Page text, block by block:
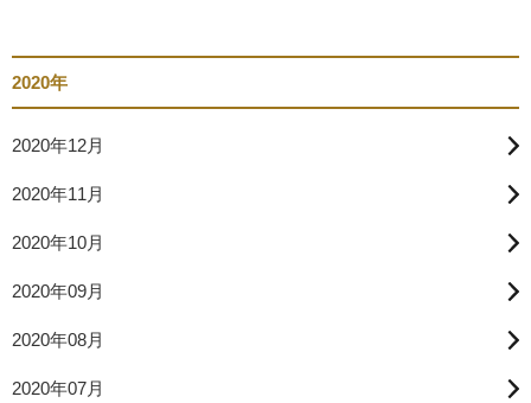
2020年
2020年12月
2020年11月
2020年10月
2020年09月
2020年08月
2020年07月